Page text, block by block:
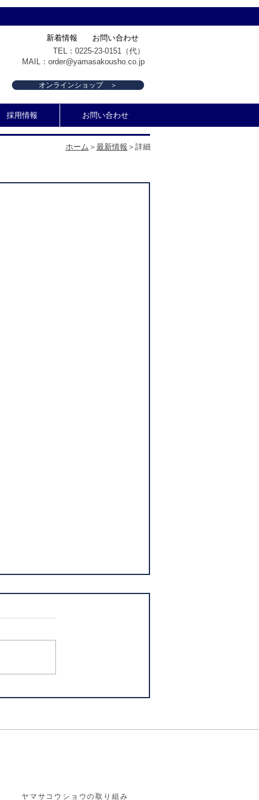
新着情報
お問い合わせ
TEL：0225-23-0151（代）
MAIL： order@yamasakousho.co.jp
オンラインショップ ＞
採用情報 お問い合わせ
ホーム ＞ 最新情報 ＞詳細
ヤマサコウショウの取り組み